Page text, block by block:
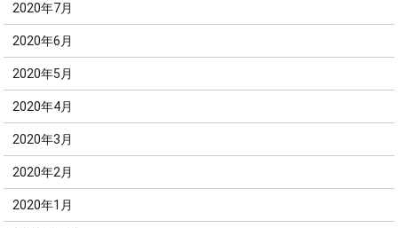
2020年7月
2020年6月
2020年5月
2020年4月
2020年3月
2020年2月
2020年1月